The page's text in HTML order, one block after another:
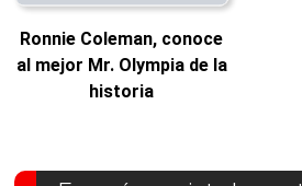
Ronnie Coleman, conoce
al mejor Mr. Olympia de la
historia